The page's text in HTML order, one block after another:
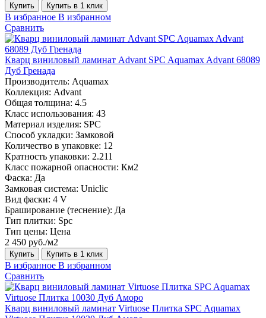
Купить Купить в 1 клик
В избранное В избранном
Сравнить
Кварц виниловый ламинат Advant SPC Aquamax Advant 68089
Дуб Гренада
Производитель: Aquamax
Коллекция: Advant
Общая толщина: 4.5
Класс использования: 43
Материал изделия: SPC
Способ укладки: Замковой
Количество в упаковке: 12
Кратность упаковки: 2.211
Класс пожарной опасности: Км2
Фаска: Да
Замковая система: Uniclic
Вид фаски: 4 V
Браширование (теснение): Да
Тип плитки: Spc
Тип цены: Цена
2 450 руб./м2
Купить Купить в 1 клик
В избранное В избранном
Сравнить
Кварц виниловый ламинат Virtuose Плитка SPC Aquamax